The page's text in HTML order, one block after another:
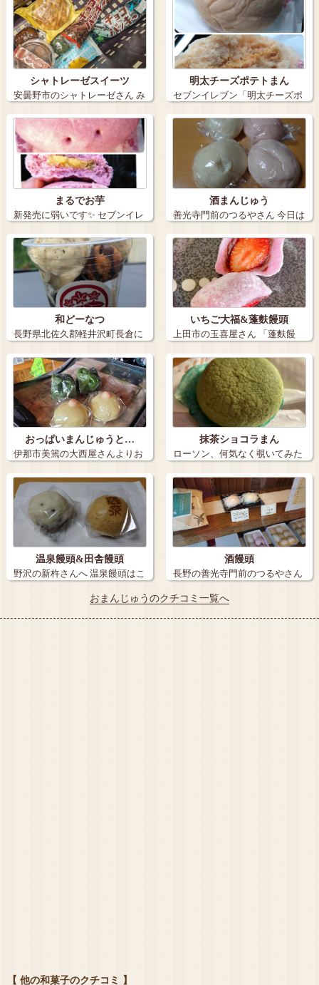
シャトレーゼスイーツ
安曇野市のシャトレーゼさん み
たらし団…
明太チーズポテトまん
セブンイレブン「明太チーズポ
テトまん」 …
まるでお芋
新発売に弱いです✨ セブンイレ
ブンの「…
酒まんじゅう
善光寺門前のつるやさん 今日は
善光寺表…
和どーなつ
長野県北佐久郡軽井沢町長倉に
ある「軽井沢…
いちご大福&蓬麩饅頭
上田市の玉喜屋さん 「蓬麩饅
頭」は、プ…
おっぱいまんじゅうと…
伊那市美篶の大西屋さんよりお
っぱいまんじ…
抹茶ショコラまん
ローソン、何気なく覗いてみた
ら抹茶ショコ…
温泉饅頭&田舎饅頭
野沢の新杵さんへ 温泉饅頭はこ
酒饅頭
長野の善光寺門前のつるやさん
の酒饅頭〜 …
おまんじゅうのクチコミ一覧へ
【 他の和菓子のクチコミ 】